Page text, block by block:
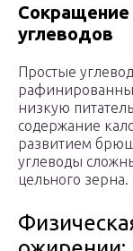
Сокращение
углеводов
Простые
низкую
содержание
развитием
углеводы
цельного зерна.